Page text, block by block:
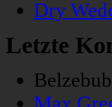
Dry
Letzte
Belzebub